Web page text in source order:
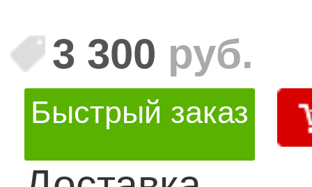
3 300 руб.
Быстрый заказ